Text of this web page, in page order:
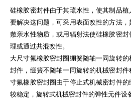
硅橡胶密封件由于其琉水性，使其制品植
要解决这问题，可采用表面改性的方法
敷亲水性物质，或用辐射法使硅橡胶密
理或通过共混改性。
大尺寸氟橡胶密封圈绷簧随轴一同旋转
封件，绷簧不随轴一同旋转的机械密封
寸氟橡胶密封圈由于停止式机械密封件
较稳定，旋转式机械密封件的弹性元件设